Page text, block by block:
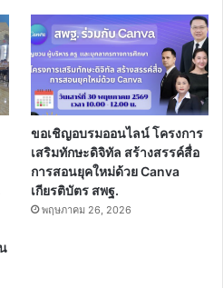
ขอเชิญอบรมออนไลน์ โครงการ
เสริมทักษะดิจิทัล สร้างสรรค์สื่อ
การสอนยุคใหม่ด้วย Canva
เกียรติบัตร สพฐ.
พฤษภาคม 26, 2026